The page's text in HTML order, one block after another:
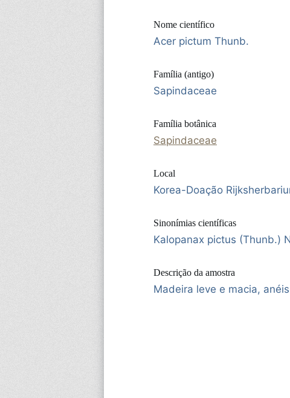
Nome científico
Acer pictum Thunb.
Família (antigo)
Sapindaceae
Família botânica
Sapindaceae
Local
Korea-Doação
Sinonímias científicas
Kalopanax pictus (Thunb.)
Descrição da amostra
Madeira leve e macia,